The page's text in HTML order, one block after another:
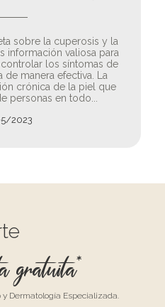
sobre la cuperosis y la
información valiosa para
los síntomas de
de manera efectiva. La
crónica de la piel que
personas en todo...
2023
gratuita*
Dermatología Especializada.